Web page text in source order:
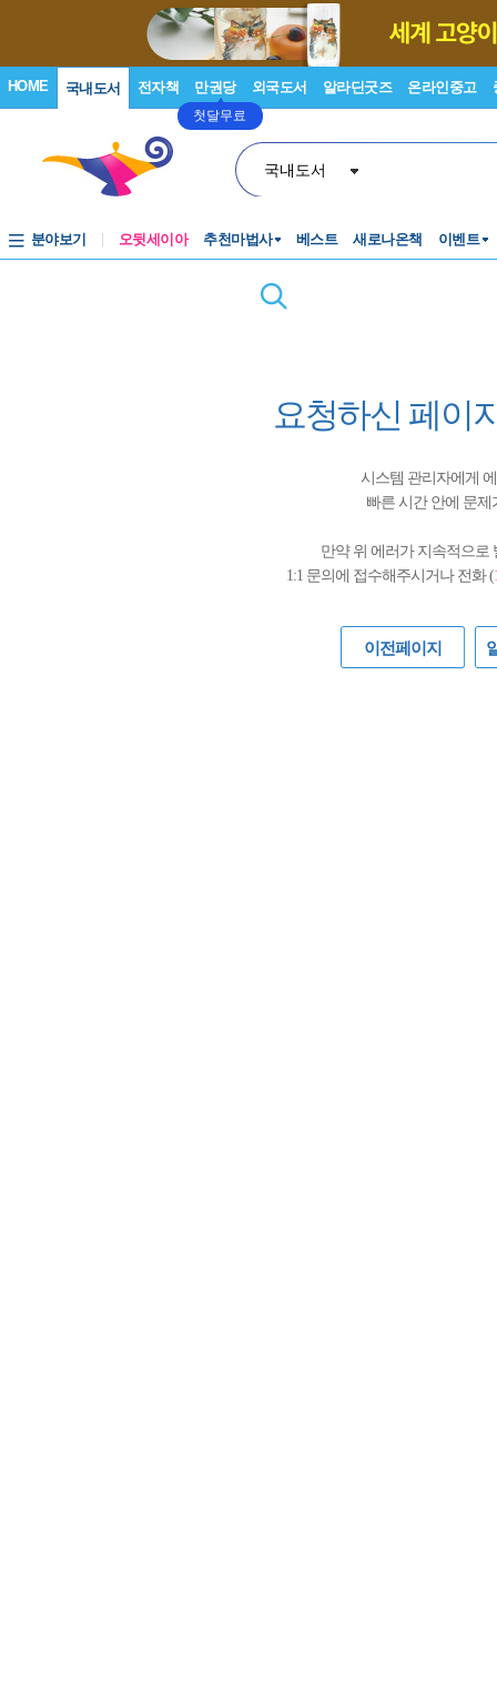
HOME 국내도서 전자책 만권당
첫달무료
외국도서 알라딘굿즈 온라인중고
국내도서
분야보기 오뒷세이아 추천마법사 베스트 새로나온책 이벤트
요청하신 페이
시스템 관리자에게
빠른 시간 안에 문
만약 위 에러가 지속적으로
1:1 문의에 접수해주시거나 전화 (
이전페이지